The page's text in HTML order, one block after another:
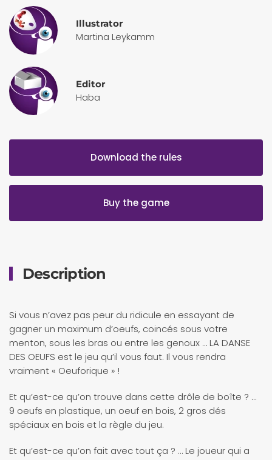
Illustrator
Martina Leykamm
Editor
Haba
Download the rules
Buy the game
Description
Si vous n’avez pas peur du ridicule en essayant de
gagner un maximum d’oeufs, coincés sous votre
menton, sous les bras ou entre les genoux … LA DANSE
DES OEUFS est le jeu qu’il vous faut. Il vous rendra
vraiment « Oeuforique » !
Et qu’est-ce qu’on trouve dans cette drôle de boîte ? …
9 oeufs en plastique, un oeuf en bois, 2 gros dés
spéciaux en bois et la règle du jeu.
Et qu’est-ce qu’on fait avec tout ça ? … Le joueur qui a